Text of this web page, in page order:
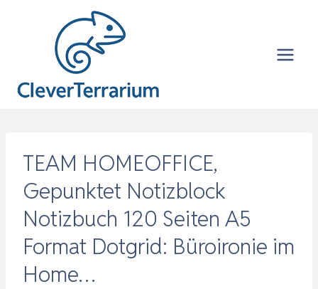
TEAM HOMEOFFICE,
Gepunktet Notizblock
Notizbuch 120 Seiten A5
Format Dotgrid: Büroironie im
Home…